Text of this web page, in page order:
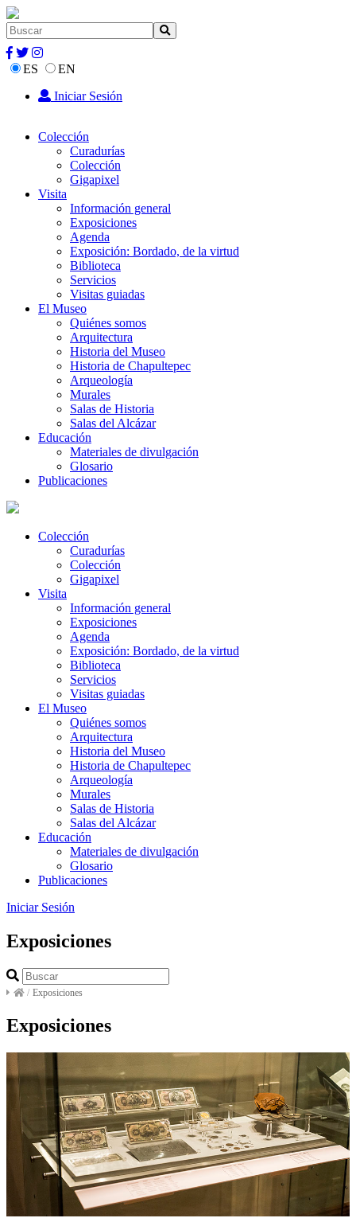
ES
EN
Iniciar Sesión
Colección
Curadurías
Colección
Gigapixel
Visita
Información general
Exposiciones
Agenda
Exposición: Bordado, de la virtud
Biblioteca
Servicios
Visitas guiadas
El Museo
Quiénes somos
Arquitectura
Historia del Museo
Historia de Chapultepec
Arqueología
Murales
Salas de Historia
Salas del Alcázar
Educación
Materiales de divulgación
Glosario
Publicaciones
Colección
Curadurías
Colección
Gigapixel
Visita
Información general
Exposiciones
Agenda
Exposición: Bordado, de la virtud
Biblioteca
Servicios
Visitas guiadas
El Museo
Quiénes somos
Arquitectura
Historia del Museo
Historia de Chapultepec
Arqueología
Murales
Salas de Historia
Salas del Alcázar
Educación
Materiales de divulgación
Glosario
Publicaciones
Iniciar Sesión
Exposiciones
/ Exposiciones
Exposiciones